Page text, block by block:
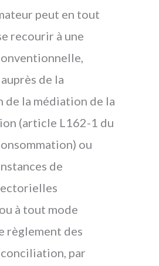
peut en tout
recourir à une
de la
de la médiation de la
(article L162-1 du
ou
de
à tout mode
règlement des
par